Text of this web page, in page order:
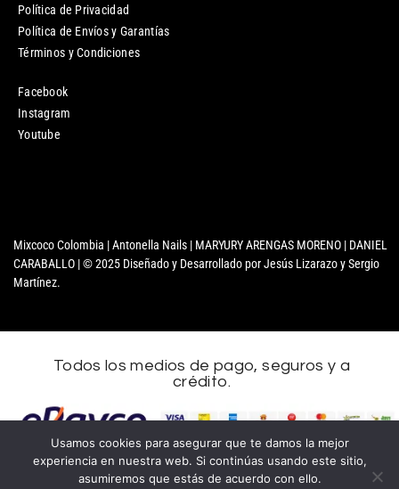
Política de Privacidad
Política de Envíos y Garantías
Términos y Condiciones
Facebook
Instagram
Youtube
Mixcoco Colombia | Antonella Nails | MARYURY ARENGAS MORENO | DANIEL
CARABALLO | © 2025 Diseñado y Desarrollado por Jesús Lizarazo y Sergio
Martínez.
Todos los medios de pago, seguros y a
crédito.
Apellidos
Usamos cookies para asegurar que te damos la mejor
experiencia en nuestra web. Si continúas usando este sitio,
asumiremos que estás de acuerdo con ello.